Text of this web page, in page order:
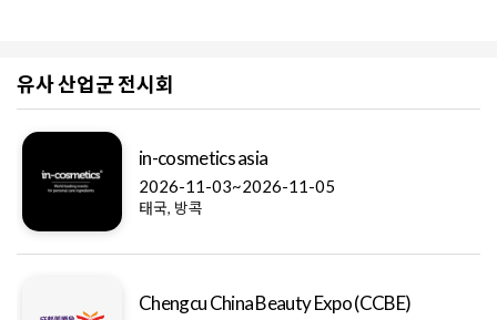
유사 산업군 전시회
in-cosmetics asia
2026-11-03~2026-11-05
태국, 방콕
Chengcu China Beauty Expo (CCBE)